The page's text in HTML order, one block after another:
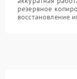
резервное
восстановление